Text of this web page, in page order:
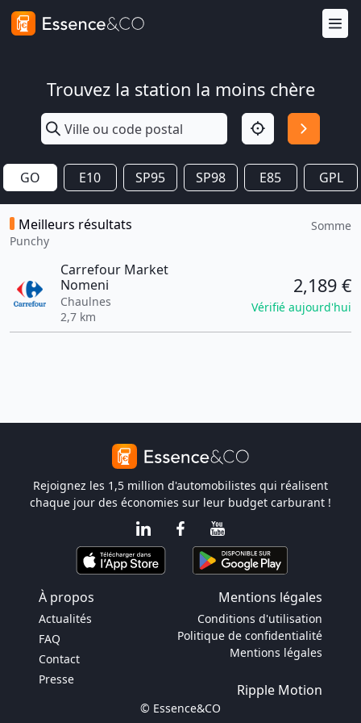
Trouvez la station la moins chère
GO E10 SP95 SP98 E85 GPL
Meilleurs résultats
Punchy
Somme
Carrefour Market
Nomeni
Chaulnes
2,7 km
2,189 €
Vérifié aujourd'hui
Rejoignez les 1,5 million d'automobilistes qui réalisent
chaque jour des économies sur leur budget carburant !
À propos Mentions légales
Actualités
FAQ
Contact
Presse
Conditions d'utilisation
Politique de confidentialité
Mentions légales
Ripple Motion
© Essence&CO